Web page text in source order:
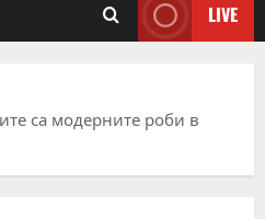
LIVE
са модерните роби в